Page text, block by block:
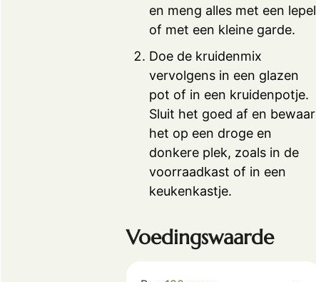
en meng alles met een lepel
of met een kleine garde.
Doe de kruidenmix
vervolgens in een glazen
pot of in een kruidenpotje.
Sluit het goed af en bewaar
het op een droge en
donkere plek, zoals in de
voorraadkast of in een
keukenkastje.
Voedingswaarde